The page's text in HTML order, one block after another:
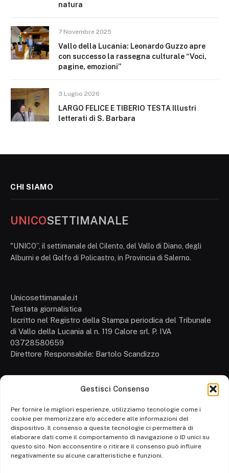
Gestisci Consenso
Per fornire le migliori esperienze, utilizziamo tecnologie come i
cookie per memorizzare e/o accedere alle informazioni del
dispositivo. Il consenso a queste tecnologie ci permetterà di
elaborare dati come il comportamento di navigazione o ID unici su
questo sito. Non acconsentire o ritirare il consenso può influire
negativamente su alcune caratteristiche e funzioni.
natura
7 Novembre 2025
Vallo della Lucania: Leonardo Guzzo apre
con successo la rassegna culturale “Voci,
pagine, emozioni”
3 Luglio 2026
LARGO FELICE E TIBERIO TESTA Illustri
letterati di S. Barbara
CHI SIAMO
UNICOSETTIMANALE
"UNICO”, il settimanale del Cilento, del Vallo di Diano, degli
Alburni e del Golfo di Policastro, in Provincia di Salerno.
Unicosettimanale.it
Testata giornalistica
Iscritto nel Registro della Stampa periodica del Tribunale
di Vallo della Lucania al n. 119 Calore srl. P. IVA
03728580659
Direttore Responsabile: Bartolo Scandizzo
Attualità
Politica
Cronaca